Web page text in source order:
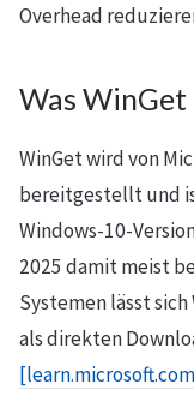
Overhead
Was
WinGet wird von
bereitgestellt und
Windows-10-
2025 damit meist
Systemen lässt
als direkten